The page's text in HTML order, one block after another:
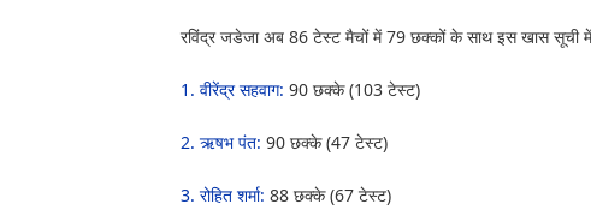
रविंद्र जडेजा अब 86 टेस्ट मैचों में 79 छक्कों के साथ इस खास सूची
1. वीरेंद्र सहवाग: 90 छक्के (103 टेस्ट)
2. ऋषभ पंत: 90 छक्के (47 टेस्ट)
3. रोहित शर्मा: 88 छक्के (67 टेस्ट)